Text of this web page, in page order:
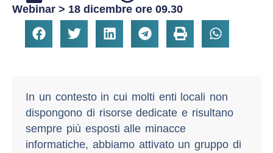
Webinar > 18 dicembre ore 09.30
In un contesto in cui molti enti locali non
dispongono di risorse dedicate e risultano
sempre più esposti alle minacce
informatiche, abbiamo attivato un gruppo di